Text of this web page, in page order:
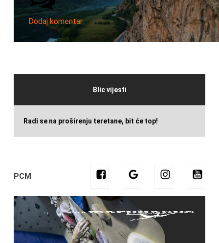
Dodaj komentar
Blic vijesti
Radi se na proširenju teretane, bit će top!
PCM